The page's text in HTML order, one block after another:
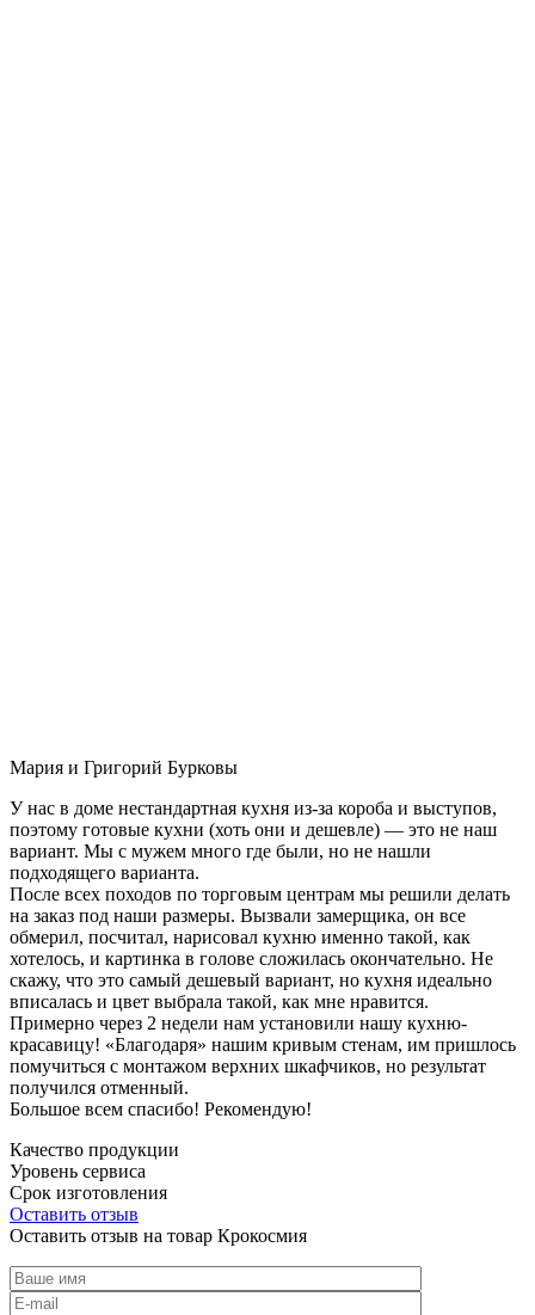
Мария и Григорий Бурковы
У нас в доме нестандартная кухня из-за короба и выступов,
поэтому готовые кухни (хоть они и дешевле) — это не наш
вариант. Мы с мужем много где были, но не нашли
подходящего варианта.
После всех походов по торговым центрам мы решили делать
на заказ под наши размеры. Вызвали замерщика, он все
обмерил, посчитал, нарисовал кухню именно такой, как
хотелось, и картинка в голове сложилась окончательно. Не
скажу, что это самый дешевый вариант, но кухня идеально
вписалась и цвет выбрала такой, как мне нравится.
Примерно через 2 недели нам установили нашу кухню-
красавицу! «Благодаря» нашим кривым стенам, им пришлось
помучиться с монтажом верхних шкафчиков, но результат
получился отменный.
Большое всем спасибо! Рекомендую!
Качество продукции
Уровень сервиса
Срок изготовления
Оставить отзыв
Оставить отзыв на товар Крокосмия